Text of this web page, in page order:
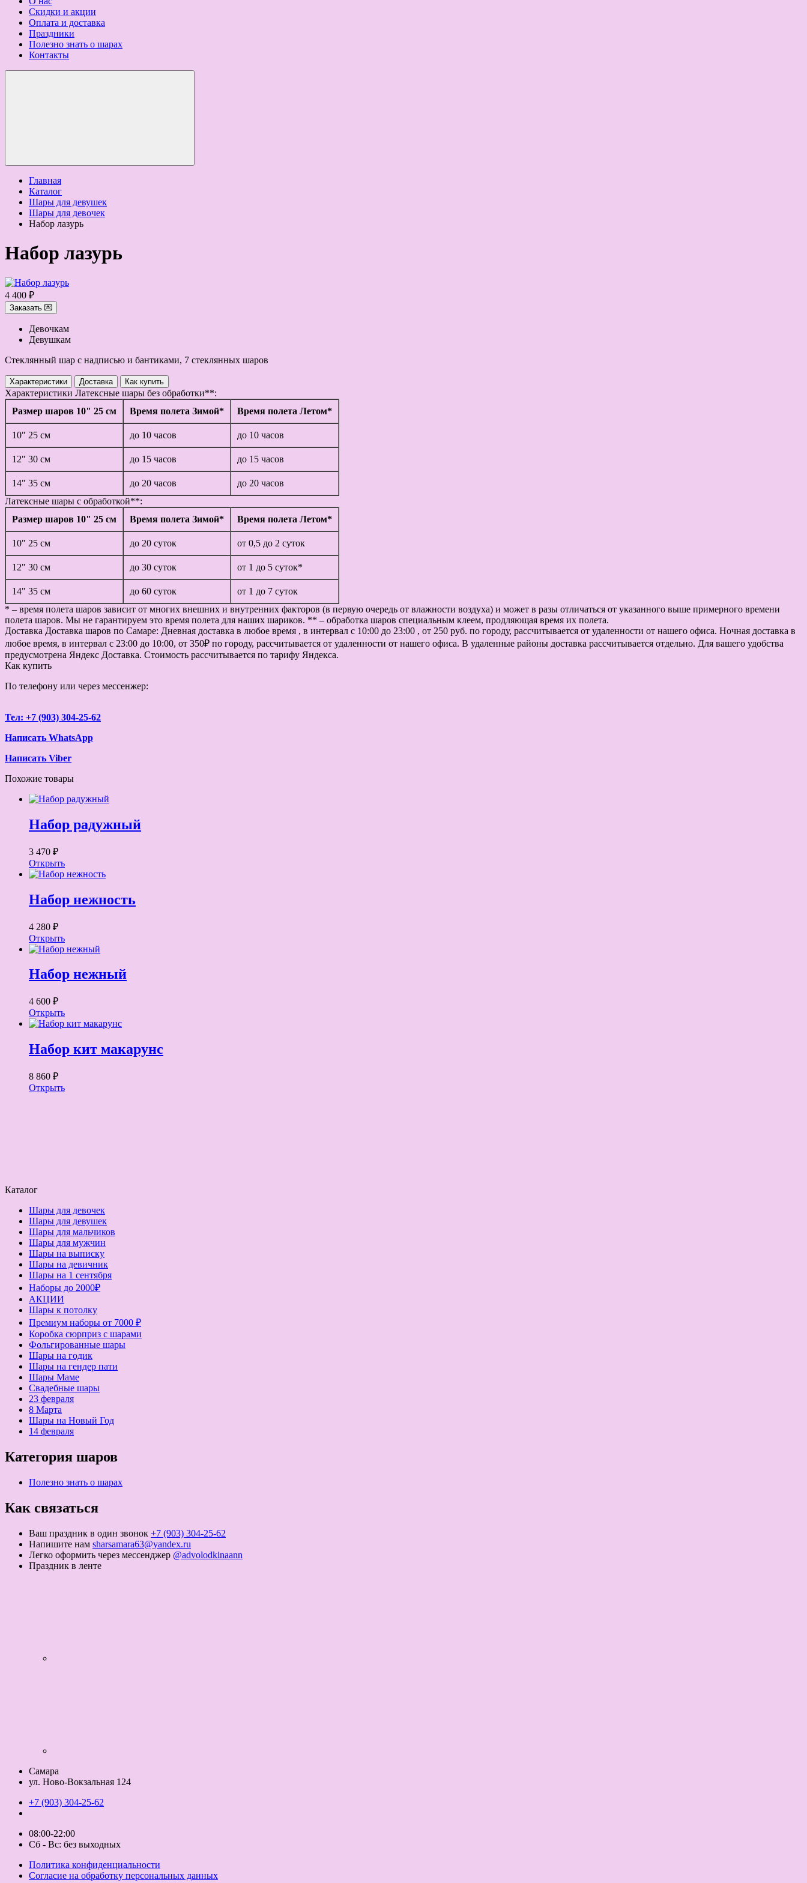
Скидки и акции
Оплата и доставка
Праздники
Полезно знать о шарах
Контакты
Главная
Каталог
Шары для девушек
Шары для девочек
Набор лазурь
Набор лазурь
4 400 ₽
Заказать 💌
Девочкам
Девушкам
Стеклянный шар с надписью и бантиками, 7 стеклянных шаров
Характеристики Доставка Как купить
Характеристики Латексные шары без обработки**:
Размер шаров 10" 25 см
Время полета Зимой* Время полета Летом*
10" 25 см до 10 часов до 10 часов
12" 30 см до 15 часов до 15 часов
14" 35 см до 20 часов
до 20 часов
Латексные шары с обработкой**:
Размер шаров 10" 25 см
Время полета Зимой* Время полета Летом*
10" 25 см до 20 суток от 0,5 до 2 суток
12" 30 см до 30 суток от 1 до 5 суток*
14" 35 см до 60 суток
от 1 до 7 суток
* – время полета шаров зависит от многих внешних и внутренних факторов (в первую очередь от влажности воздуха) и может в разы отличаться от указанного выше примерного времени
полета шаров. Мы не гарантируем это время полета для наших шариков. ** – обработка шаров специальным клеем, продляющая время их полета.
Доставка Доставка шаров по Самаре: Дневная доставка в любое время , в интервал с 10:00 до 23:00 , от 250 руб. по городу, рассчитывается от удаленности от нашего офиса. Ночная доставка в
любое время, в интервал с 23:00 до 10:00, от 350₽ по городу, рассчитывается от удаленности от нашего офиса. В удаленные районы доставка рассчитывается отдельно. Для вашего удобства
предусмотрена Яндекс Доставка. Стоимость рассчитывается по тарифу Яндекса.
Как купить
По телефону или через мессенжер:
Тел: +7 (903) 304-25-62
Написать WhatsApp
Написать Viber
Похожие товары
Набор радужный
3 470 ₽
Открыть
Набор нежность
4 280 ₽
Открыть
Набор нежный
4 600 ₽
Открыть
Набор кит макарунс
8 860 ₽
Открыть
Каталог
Шары для девочек
Шары для девушек
Шары для мальчиков
Шары для мужчин
Шары на выписку
Шары на девичник
Шары на 1 сентября
Наборы до 2000₽
АКЦИИ
Шары к потолку
Премиум наборы от 7000 ₽
Коробка сюрприз с шарами
Фольгированные шары
Шары на годик
Шары на гендер пати
Шары Маме
Свадебные шары
23 февраля
8 Марта
Шары на Новый Год
14 февраля
Категория шаров
Полезно знать о шарах
Как связаться
Ваш праздник в один звонок +7 (903) 304-25-62
Напишите нам sharsamara63@yandex.ru
Легко оформить через мессенджер @advolodkinaann
Праздник в ленте
Самара
ул. Ново-Вокзальная 124
+7 (903) 304-25-62
08:00-22:00
Сб - Вс: без выходных
Политика конфиденциальности
Согласие на обработку персональных данных